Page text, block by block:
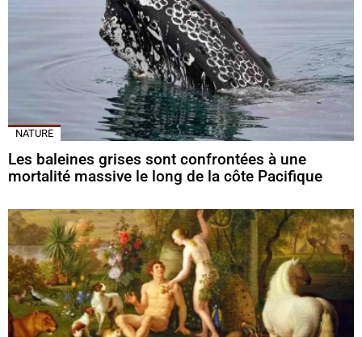
NATURE
Les baleines grises sont confrontées à une
mortalité massive le long de la côte Pacifique